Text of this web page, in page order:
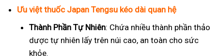
Ưu việt thuốc Japan Tengsu kéo dài quan hệ
Thành Phần Tự Nhiên: Chứa nhiều thành phần thảo
dược tự nhiên lấy trên núi cao, an toàn cho sức
khỏe.